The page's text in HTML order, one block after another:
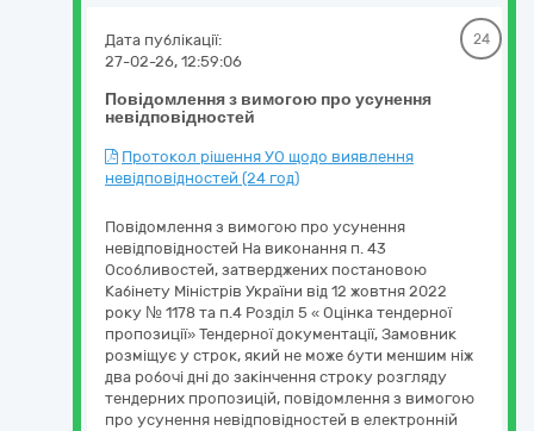
Повідомлення з вимогою про усунення
невідповідностей
Дата публікації:
27-02-26, 12:59:06
24
Протокол рішення УО щодо виявлення
невідповідностей (24 год)
Повідомлення з вимогою про усунення
невідповідностей На виконання п. 43
Особливостей, затверджених постановою
Кабінету Міністрів України від 12 жовтня 2022
року № 1178 та п.4 Розділ 5 « Оцінка тендерної
пропозиції» Тендерної документації, Замовник
розміщує у строк, який не може бути меншим ніж
два робочі дні до закінчення строку розгляду
тендерних пропозицій, повідомлення з вимогою
про усунення невідповідностей в електронній